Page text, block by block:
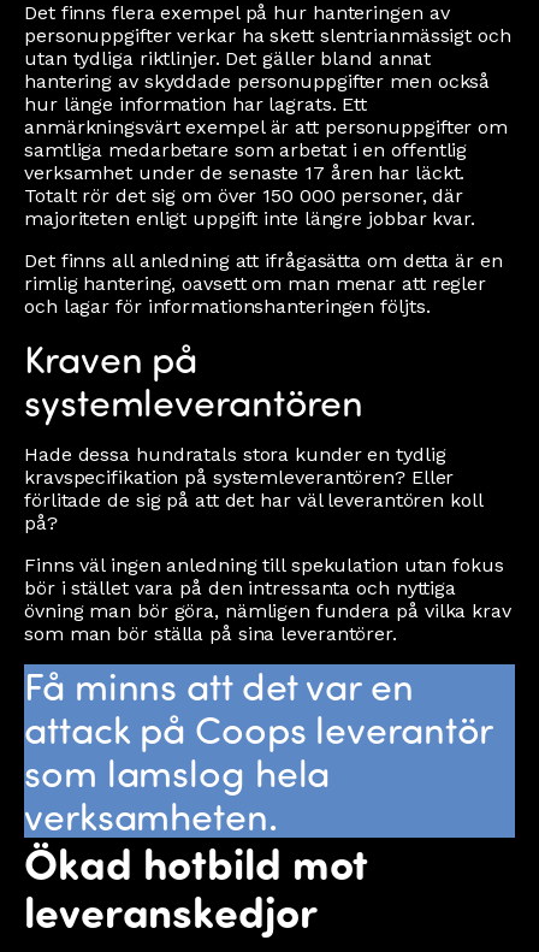
Det finns flera exempel på hur hanteringen av
personuppgifter verkar ha skett slentrianmässigt och
utan tydliga riktlinjer. Det gäller bland annat
hantering av skyddade personuppgifter men också
hur länge information har lagrats. Ett
anmärkningsvärt exempel är att personuppgifter om
samtliga medarbetare som arbetat i en offentlig
verksamhet under de senaste 17 åren har läckt.
Totalt rör det sig om över 150 000 personer, där
majoriteten enligt uppgift inte längre jobbar kvar.
Det finns all anledning att ifrågasätta om detta är en
rimlig hantering, oavsett om man menar att regler
och lagar för informationshanteringen följts.
Kraven på
systemleverantören
Hade dessa hundratals stora kunder en tydlig
kravspecifikation på systemleverantören? Eller
förlitade de sig på att det har väl leverantören koll
på?
Finns väl ingen anledning till spekulation utan fokus
bör i stället vara på den intressanta och nyttiga
övning man bör göra, nämligen fundera på vilka krav
som man bör ställa på sina leverantörer.
Få minns att det var en
attack på Coops leverantör
som lamslog hela
verksamheten.
Ökad hotbild mot
leveranskedjor